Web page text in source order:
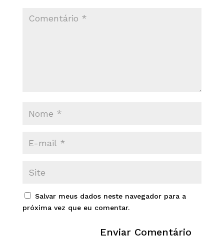
Salvar meus dados neste navegador para a
próxima vez que eu comentar.